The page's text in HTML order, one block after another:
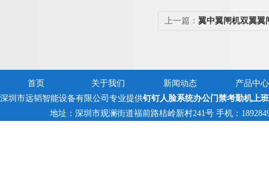
上一篇： 翼中翼闸机双翼翼
首页 关于我们 新闻动态
产品中心
深圳市远韬智能设备有限公司专业提供钉钉人脸系统办公门禁考勤机上
地址：深圳市观澜街道福前路桔岭新村241号 手机：